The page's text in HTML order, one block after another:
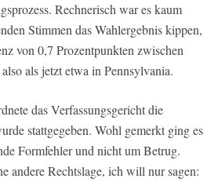
Rechnerisch war es kaum
Stimmen das Wahlergebnis kippen,
von 0,7 Prozentpunkten zwischen
als jetzt etwa in Pennsylvania.
das Verfassungsgericht die
stattgegeben. Wohl gemerkt ging es
Formfehler und nicht um Betrug.
andere Rechtslage, ich will nur sagen: